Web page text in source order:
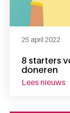
8 starters
doneren
25 april 2022
lees nieuws